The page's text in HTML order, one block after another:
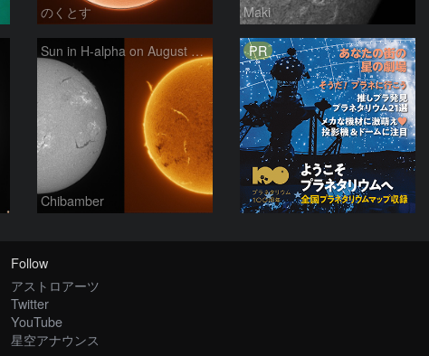
のくとす Maki
Sun in H-alpha on August 7, 2026
Chibamber
PR
Follow
アストロアーツ
Twitter
YouTube
星空アナウンス